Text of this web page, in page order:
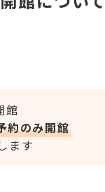
館
約のみ開館
ます